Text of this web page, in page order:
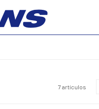
7 artículos